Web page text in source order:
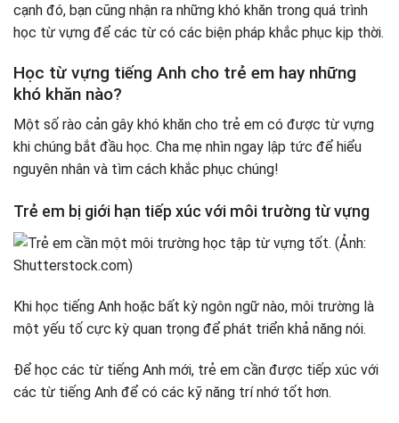
cạnh đó, bạn cũng nhận ra những khó khăn trong quá trình
học từ vựng để các từ có các biện pháp khắc phục kịp thời.
Học từ vựng tiếng Anh cho trẻ em hay những
khó khăn nào?
Một số rào cản gây khó khăn cho trẻ em có được từ vựng
khi chúng bắt đầu học. Cha mẹ nhìn ngay lập tức để hiểu
nguyên nhân và tìm cách khắc phục chúng!
Trẻ em bị giới hạn tiếp xúc với môi trường từ vựng
Khi học tiếng Anh hoặc bất kỳ ngôn ngữ nào, môi trường là
một yếu tố cực kỳ quan trọng để phát triển khả năng nói.
Để học các từ tiếng Anh mới, trẻ em cần được tiếp xúc với
các từ tiếng Anh để có các kỹ năng trí nhớ tốt hơn.